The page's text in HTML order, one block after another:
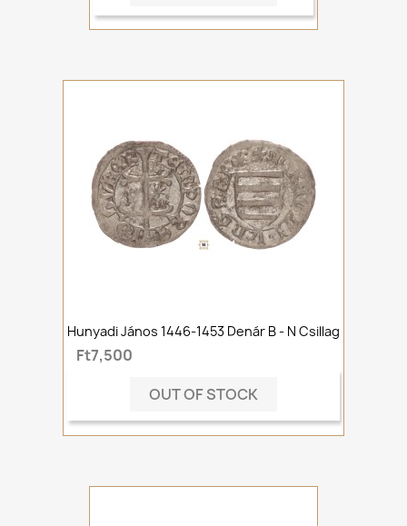
Hunyadi János 1446-1453 Denár B - N Csillag
Ft7,500
OUT OF STOCK